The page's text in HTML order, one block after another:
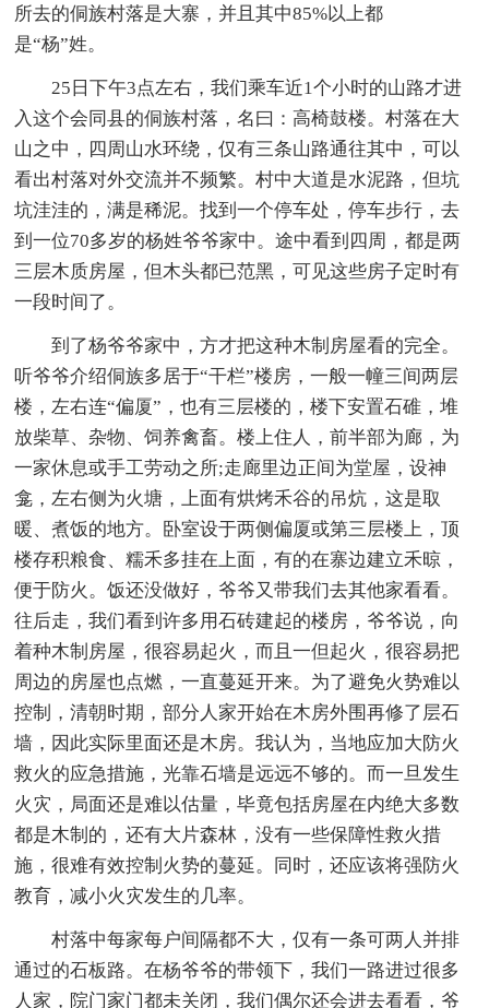
所去的侗族村落是大寨，并且其中85%以上都
是“杨”姓。
25日下午3点左右，我们乘车近1个小时的山路才进
入这个会同县的侗族村落，名曰：高椅鼓楼。村落在大
山之中，四周山水环绕，仅有三条山路通往其中，可以
看出村落对外交流并不频繁。村中大道是水泥路，但坑
坑洼洼的，满是稀泥。找到一个停车处，停车步行，去
到一位70多岁的杨姓爷爷家中。途中看到四周，都是两
三层木质房屋，但木头都已范黑，可见这些房子定时有
一段时间了。
到了杨爷爷家中，方才把这种木制房屋看的完全。
听爷爷介绍侗族多居于“干栏”楼房，一般一幢三间两层
楼，左右连“偏厦”，也有三层楼的，楼下安置石碓，堆
放柴草、杂物、饲养禽畜。楼上住人，前半部为廊，为
一家休息或手工劳动之所;走廊里边正间为堂屋，设神
龛，左右侧为火塘，上面有烘烤禾谷的吊炕，这是取
暖、煮饭的地方。卧室设于两侧偏厦或第三层楼上，顶
楼存积粮食、糯禾多挂在上面，有的在寨边建立禾晾，
便于防火。饭还没做好，爷爷又带我们去其他家看看。
往后走，我们看到许多用石砖建起的楼房，爷爷说，向
着种木制房屋，很容易起火，而且一但起火，很容易把
周边的房屋也点燃，一直蔓延开来。为了避免火势难以
控制，清朝时期，部分人家开始在木房外围再修了层石
墙，因此实际里面还是木房。我认为，当地应加大防火
救火的应急措施，光靠石墙是远远不够的。而一旦发生
火灾，局面还是难以估量，毕竟包括房屋在内绝大多数
都是木制的，还有大片森林，没有一些保障性救火措
施，很难有效控制火势的蔓延。同时，还应该将强防火
教育，减小火灾发生的几率。
村落中每家每户间隔都不大，仅有一条可两人并排
通过的石板路。在杨爷爷的带领下，我们一路进过很多
人家，院门家门都未关闭，我们偶尔还会进去看看，爷